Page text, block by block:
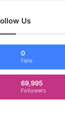
Us
0
Fans
69,995
Followers